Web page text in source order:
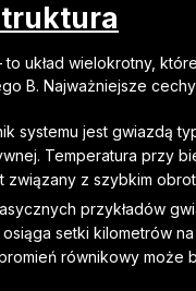
układ wielokrotny,
B. Najważniejsze
systemu jest gwiazdą
Temperatura przy
z szybkim
przykładów
setki kilometrów
równikowy może